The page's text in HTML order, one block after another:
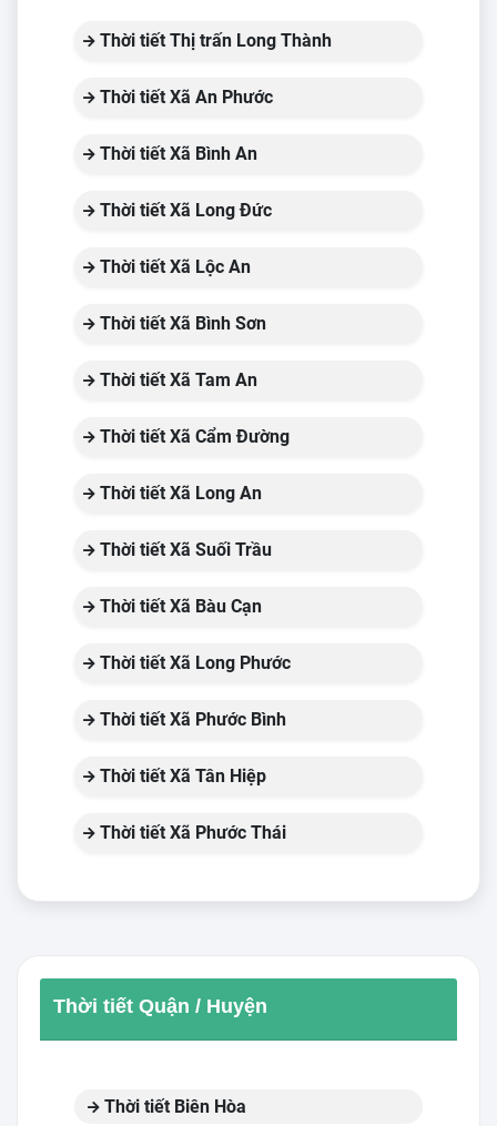
Thời tiết Thị trấn Long Thành
Thời tiết Xã An Phước
Thời tiết Xã Bình An
Thời tiết Xã Long Đức
Thời tiết Xã Lộc An
Thời tiết Xã Bình Sơn
Thời tiết Xã Tam An
Thời tiết Xã Cẩm Đường
Thời tiết Xã Long An
Thời tiết Xã Suối Trầu
Thời tiết Xã Bàu Cạn
Thời tiết Xã Long Phước
Thời tiết Xã Phước Bình
Thời tiết Xã Tân Hiệp
Thời tiết Xã Phước Thái
Thời tiết Quận / Huyện
Thời tiết Biên Hòa